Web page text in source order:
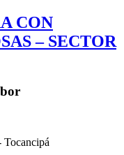
CON
– SECTOR